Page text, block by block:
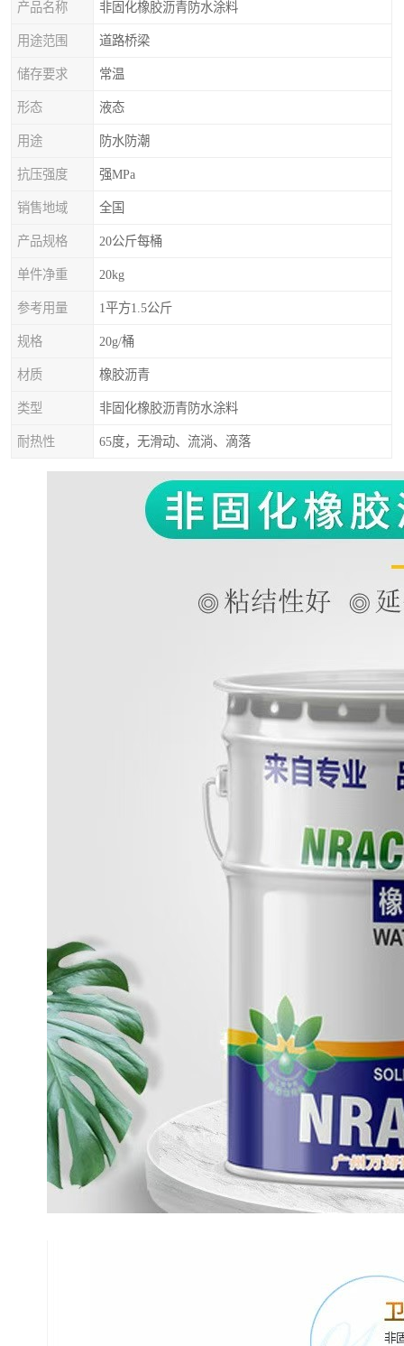
产品名称 非固化橡胶沥青防水涂料
用途范围 道路桥梁
储存要求 常温
形态 液态
用途 防水防潮
抗压强度 强MPa
销售地域 全国
产品规格 20公斤每桶
单件净重 20kg
参考用量 1平方1.5公斤
规格 20g/桶
材质 橡胶沥青
类型 非固化橡胶沥青防水涂料
耐热性 65度，无滑动、流淌、滴落